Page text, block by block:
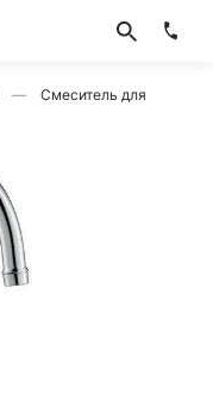
Смеситель для